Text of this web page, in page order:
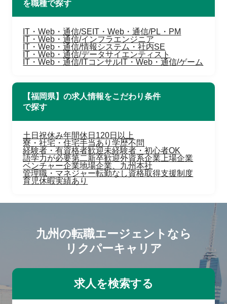
を職種で探す
IT・Web・通信/SE IT・Web・通信/PL・PM
IT・Web・通信/インフラエンジニア
IT・Web・通信/情報システム・社内SE
IT・Web・通信/データサイエンティスト
IT・Web・通信/ITコンサル IT・Web・通信/ゲーム
【福岡県】の求人情報をこだわり条件
で探す
土日祝休み年間休日120日以上
寮・社宅・住宅手当あり学歴不問
経験者・有資格者歓迎未経験者・初心者OK
語学力が必要第二新卒歓迎外資系企業 上場企業
ベンチャー企業地場企業、九州本社
管理職・マネジャー転勤なし資格取得支援制度
育児休暇実績あり
九州の転職エージェントなら
リクパーキャリア